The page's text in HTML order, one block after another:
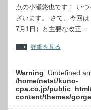
点の小瀬悠也です！ い
ざいます。 さて、今回
7月1日）と主要な改正…
詳細を見る
Warning: Undefined
/home/netst/kuno-
cpa.co.jp/
content/themes/